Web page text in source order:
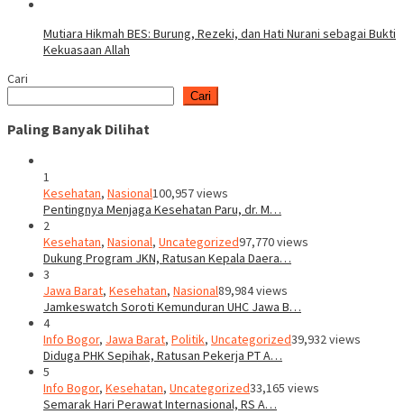
Mutiara Hikmah BES: Burung, Rezeki, dan Hati Nurani sebagai Bukti
Kekuasaan Allah
Cari
Cari
Paling Banyak Dilihat
1
Kesehatan, Nasional100,957 views
Pentingnya Menjaga Kesehatan Paru, dr. M…
2
Kesehatan, Nasional, Uncategorized97,770 views
Dukung Program JKN, Ratusan Kepala Daera…
3
Jawa Barat, Kesehatan, Nasional89,984 views
Jamkeswatch Soroti Kemunduran UHC Jawa B…
4
Info Bogor, Jawa Barat, Politik, Uncategorized39,932 views
Diduga PHK Sepihak, Ratusan Pekerja PT A…
5
Info Bogor, Kesehatan, Uncategorized33,165 views
Semarak Hari Perawat Internasional, RS A…